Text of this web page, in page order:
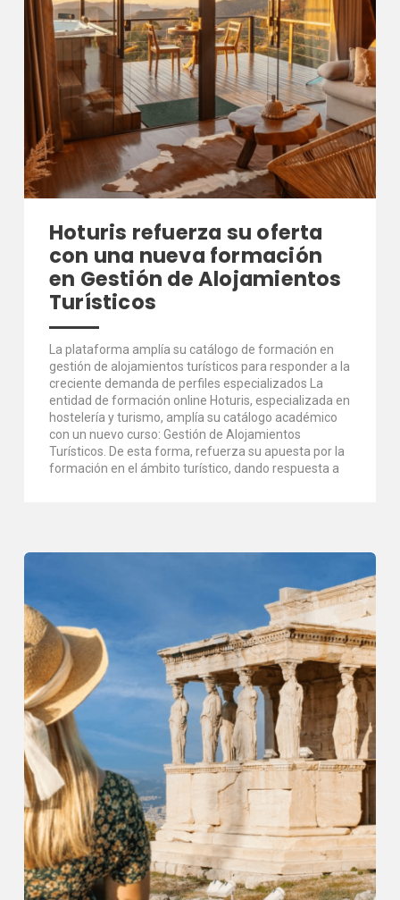
Hoturis refuerza su oferta
con una nueva formación
en Gestión de Alojamientos
Turísticos
La plataforma amplía su catálogo de formación en
gestión de alojamientos turísticos para responder a la
creciente demanda de perfiles especializados La
entidad de formación online Hoturis, especializada en
hostelería y turismo, amplía su catálogo académico
con un nuevo curso: Gestión de Alojamientos
Turísticos. De esta forma, refuerza su apuesta por la
formación en el ámbito turístico, dando respuesta a